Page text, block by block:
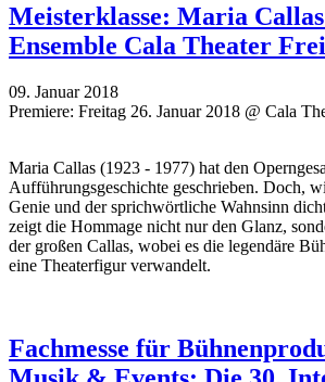
Meisterklasse: Maria
Ensemble Cala Theater
09. Januar 2018
Premiere: Freitag 26. Januar 2018 @ Cala
Maria Callas (1923 - 1977) hat den
Aufführungsgeschichte geschrieben. Doch,
Genie und der sprichwörtliche Wahnsinn
zeigt die Hommage nicht nur den Glanz,
der großen Callas, wobei es die legendäre
eine Theaterfigur verwandelt.
Fachmesse für